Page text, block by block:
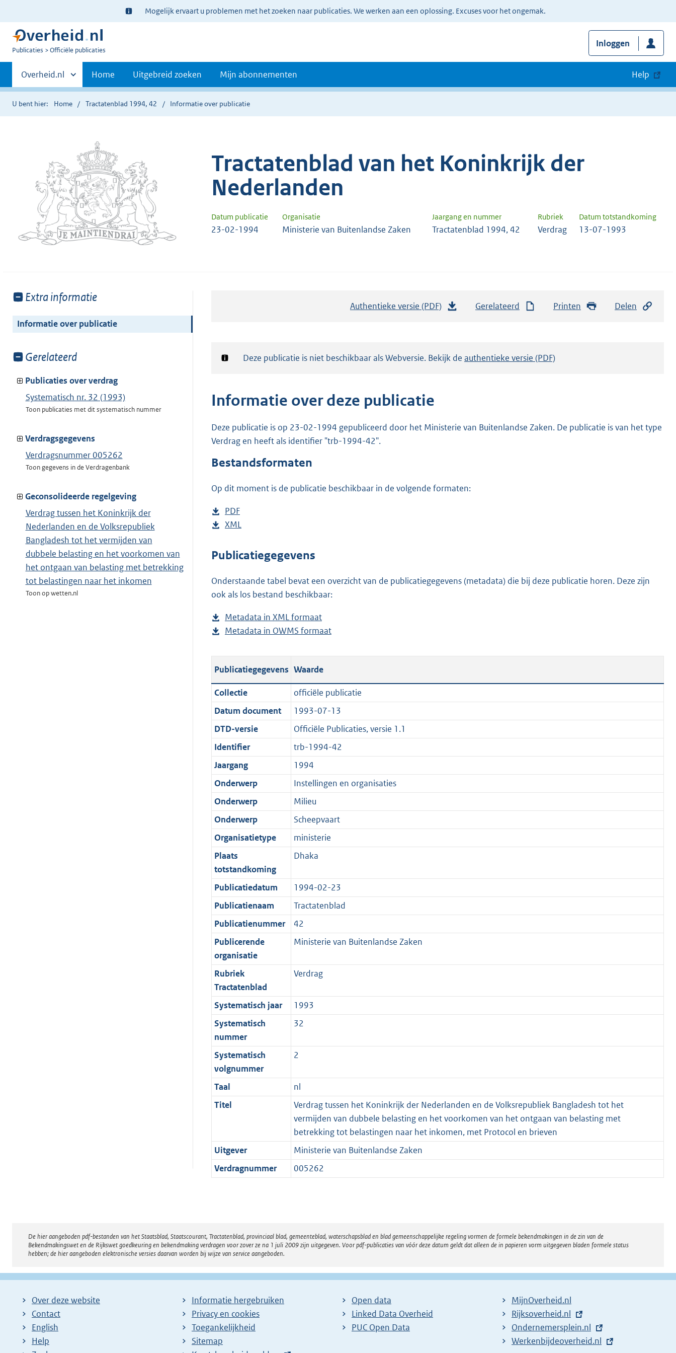
Ter
informatie:
Mogelijk ervaart u problemen met het zoeken naar publicaties. We werken aan een oplossing. Excuses voor het ongemak.
U
Publicaties Officiële publicaties
Inloggen
Primaire
navigatie
Andere
sites
binnen
Overheid.nl Home Uitgebreid zoeken Mijn abonnementen Help
U bent hier: Home Tractatenblad 1994, 42 Informatie over publicatie
Tractatenblad van het Koninkrijk der
Nederlanden
Datum publicatie Organisatie Jaargang en nummer Rubriek Datum totstandkoming
23-02-1994 Ministerie van Buitenlandse Zaken Tractatenblad 1994, 42 Verdrag 13-07-1993
Toon
van:
Extra informatie
Informatie over publicatie
Toon
van:
Gerelateerd
Publicaties over verdrag
Systematisch nr. 32 (1993)
Toon publicaties met dit systematisch nummer
Verdragsgegevens
Verdragsnummer 005262
Toon gegevens in de Verdragenbank
Geconsolideerde regelgeving
Verdrag tussen het Koninkrijk der
Nederlanden en de Volksrepubliek
Bangladesh tot het vermijden van
dubbele belasting en het voorkomen van
het ontgaan van belasting met betrekking
tot belastingen naar het inkomen
Toon op wetten.nl
Authentieke versie (PDF)
a
r
b
Gerelateerd Printen Delen
Notificatie:
Deze publicatie is niet beschikbaar als Webversie. Bekijk de authentieke versie (PDF)
Informatie over deze publicatie
Deze publicatie is op 23-02-1994 gepubliceerd door het Ministerie van Buitenlandse Zaken. De publicatie is van het type
Verdrag en heeft als identifier "trb-1994-42".
Bestandsformaten
Op dit moment is de publicatie beschikbaar in de volgende formaten:
D
o
n
o
a
p
u
i
c
a
t
i
e
i
n
f
o
r
m
a
a
PDF
e
t
n
d
g
r
t
t
e
1
,
4
M
b
D
w
l
o
d
p
l
i
c
a
t
i
e
i
n
f
o
r
m
a
t
XML
s
a
n
s
g
o
t
t
e
:
0
K
b
Publicatiegegevens
Onderstaande tabel bevat een overzicht van de publicatiegegevens (metadata) die bij deze publicatie horen. Deze zijn
ook als los bestand beschikbaar:
Metadata in XML formaat
e
t
a
n
d
s
g
r
o
t
t
:
2
K
Metadata in OWMS formaat
s
a
n
d
s
g
o
t
e
2
Publicatiegegevens Waarde
Collectie
officiële publicatie
Datum document
1993-07-13
DTD-versie
Officiële Publicaties, versie 1.1
Identifier
trb-1994-42
Jaargang
1994
Onderwerp
Instellingen en organisaties
Onderwerp
Milieu
Onderwerp
Scheepvaart
Organisatietype
ministerie
Plaats
totstandkoming
Dhaka
Publicatiedatum
1994-02-23
Publicatienaam
Tractatenblad
Publicatienummer
42
Publicerende
organisatie
Ministerie van Buitenlandse Zaken
Rubriek
Tractatenblad
Verdrag
Systematisch jaar
1993
Systematisch
nummer
32
Systematisch
volgnummer
2
Taal
nl
Titel
Verdrag tussen het Koninkrijk der Nederlanden en de Volksrepubliek Bangladesh tot het
vermijden van dubbele belasting en het voorkomen van het ontgaan van belasting met
betrekking tot belastingen naar het inkomen, met Protocol en brieven
Uitgever
Ministerie van Buitenlandse Zaken
Verdragnummer
005262
Disclaimer
De hier aangeboden pdf-bestanden van het Staatsblad, Staatscourant, Tractatenblad, provinciaal blad, gemeenteblad, waterschapsblad en blad gemeenschappelijke regeling vormen de formele bekendmakingen in de zin van de
Bekendmakingswet en de Rijkswet goedkeuring en bekendmaking verdragen voor zover ze na 1 juli 2009 zijn uitgegeven. Voor pdf-publicaties van vóór deze datum geldt dat alleen de in papieren vorm uitgegeven bladen formele status
hebben; de hier aangeboden elektronische versies daarvan worden bij wijze van service aangeboden.
Over deze website
Contact
English
Help
Informatie hergebruiken
Privacy en cookies
Toegankelijkheid
Sitemap
Open data
Linked Data Overheid
PUC Open Data
MijnOverheid.nl
E
x
t
Rijksoverheid.nl
E
x
Ondernemersplein.nl
E
Werkenbijdeoverheid.nl